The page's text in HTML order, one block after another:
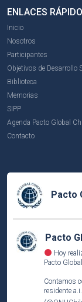
ENLACES
Inicio
Nosotros
Participantes
Objetivos de Desarrollo
Biblioteca
Memorias
SIPP
Agenda Pacto Global
Contacto
Pacto
Pacto
Hoy
Pacto
Contamos
residente